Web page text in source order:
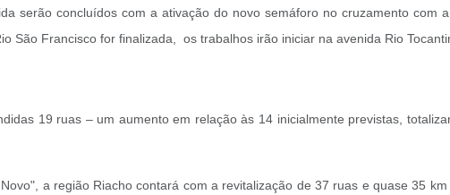
serão concluídos com a ativação do novo semáforo no cruzamento com
São Francisco for finalizada, os trabalhos irão iniciar na avenida Rio
19 ruas – um aumento em relação às 14 inicialmente previstas,
a região Riacho contará com a revitalização de 37 ruas e quase 35